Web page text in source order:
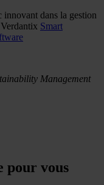
dans la gestion
Smart
Management
pour vous